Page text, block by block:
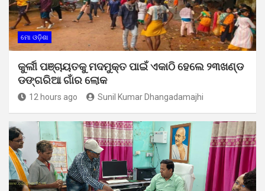
ମୋ ଓଡ଼ିଶା
କୁର୍ଲୀ ପଞ୍ଚାୟତକୁ ମଦମୁକ୍ତ ପାଇଁ ଏକାଠି ହେଲେ ୨୩ଖଣ୍ଡ
ଡଙ୍ଗରିଆ ଗାଁର ଲୋକ
12 hours ago Sunil Kumar Dhangadamajhi